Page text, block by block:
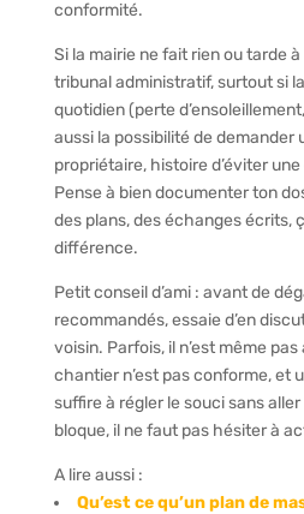
conformité.
Si la mairie ne fait rien ou tarde
tribunal administratif, surtout si
quotidien (perte
aussi la possibilité de demander
propriétaire, histoire d’éviter
Pense à bien documenter ton
des plans, des échanges écrits,
différence.
Petit conseil d’ami : avant de
recommandés, essaie d’en
voisin. Parfois, il n’est même
chantier n’est pas conforme, et
suffire à régler le souci sans aller
bloque, il ne faut pas hésiter à
A lire aussi :
Qu’est ce qu’un plan de